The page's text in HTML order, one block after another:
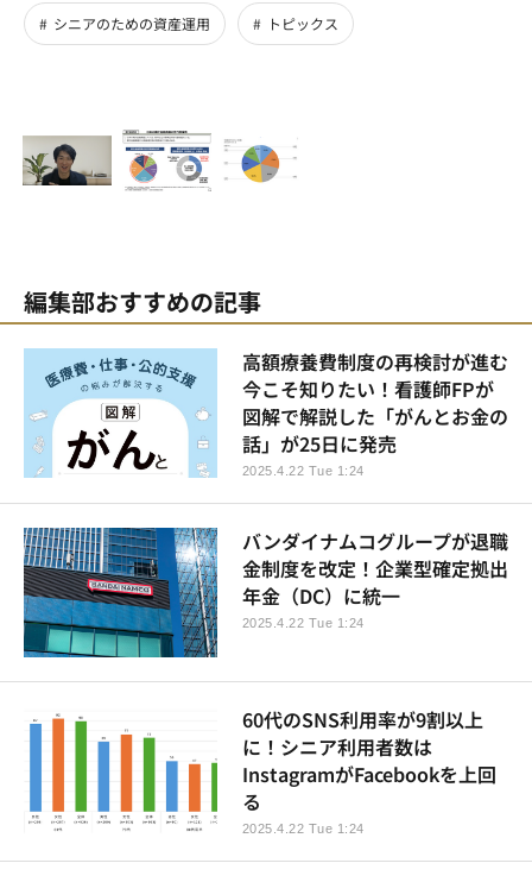
シニアのための資産運用 トピックス
編集部おすすめの記事
高額療養費制度の再検討が進む
今こそ知りたい！看護師FPが
図解で解説した「がんとお金の
話」が25日に発売
2025.4.22 Tue 1:24
バンダイナムコグループが退職
金制度を改定！企業型確定拠出
年金（DC）に統一
2025.4.22 Tue 1:24
60代のSNS利用率が9割以上
に！シニア利用者数は
InstagramがFacebookを上回
る
2025.4.22 Tue 1:24